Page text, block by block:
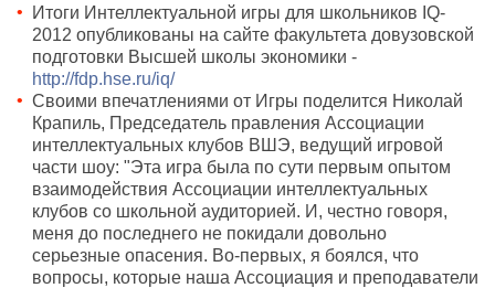
Итоги Интеллектуальной игры для школьников IQ-
2012 опубликованы на сайте факультета довузовской
подготовки Высшей школы экономики -
http://fdp.hse.ru/iq/
Своими впечатлениями от Игры поделится Николай
Крапиль, Председатель правления Ассоциации
интеллектуальных клубов ВШЭ, ведущий игровой
части шоу: "Эта игра была по сути первым опытом
взаимодействия Ассоциации интеллектуальных
клубов со школьной аудиторией. И, честно говоря,
меня до последнего не покидали довольно
серьезные опасения. Во-первых, я боялся, что
вопросы, которые наша Ассоциация и преподаватели